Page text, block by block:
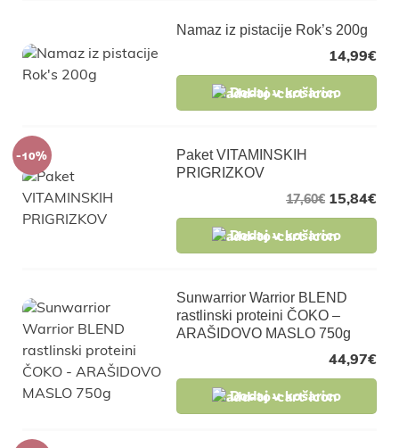
Namaz iz pistacije Rok’s 200g
14,99€
Dodaj v košarico
-10%
Paket VITAMINSKIH
PRIGRIZKOV
15,84€
17,60€
Dodaj v košarico
Sunwarrior Warrior BLEND
rastlinski proteini ČOKO –
ARAŠIDOVO MASLO 750g
44,97€
Dodaj v košarico